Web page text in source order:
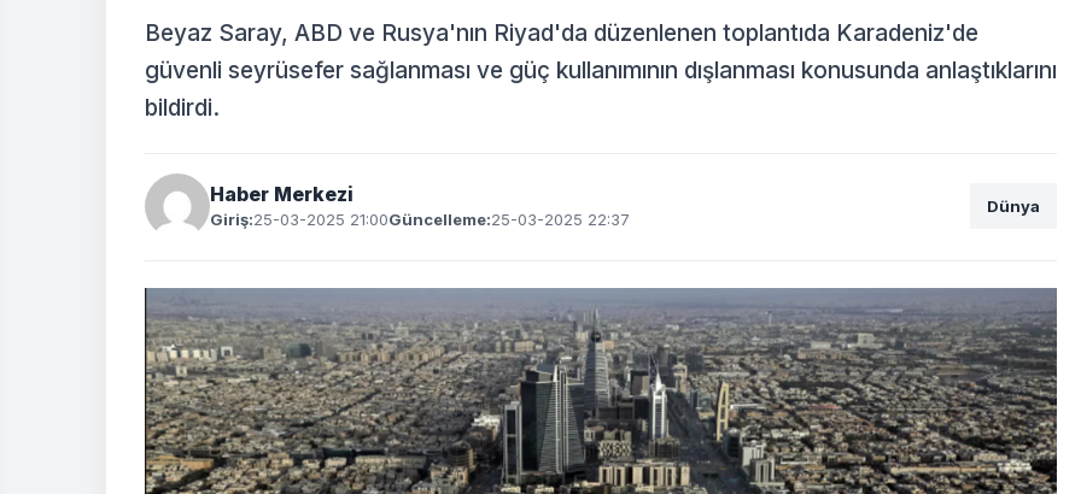
Beyaz Saray, ABD ve Rusya'nın Riyad'da düzenlenen toplantıda Karadeniz'de
güvenli seyrüsefer sağlanması ve güç kullanımının dışlanması konusunda anlaştıklarını
bildirdi.
Haber Merkezi
Giriş:25-03-2025 21:00Güncelleme:25-03-2025 22:37
Dünya